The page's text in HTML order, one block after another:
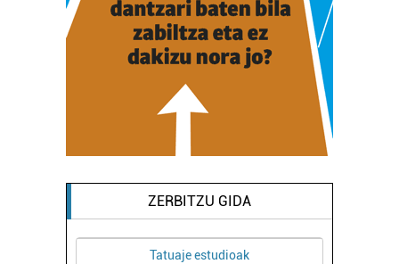
ZERBITZU GIDA
Tatuaje estudioak